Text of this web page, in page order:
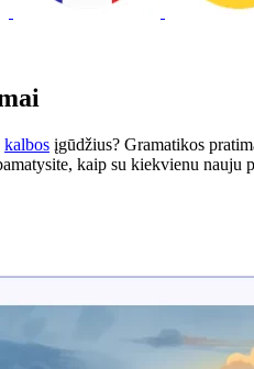
kalbos įgūdžius? Gramatikos
kaip su kiekvienu